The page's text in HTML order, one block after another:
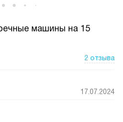
машины на 15
2 отзыва
17.07.2024